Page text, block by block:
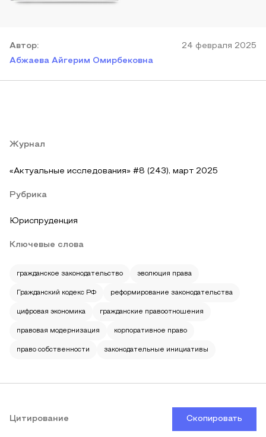
Автор:
Абжаева Айгерим Омирбековна
24 февраля 2025
Журнал
«Актуальные исследования» #8 (243), март 2025
Рубрика
Юриспруденция
Ключевые слова
гражданское законодательство эволюция права
Гражданский кодекс РФ реформирование законодательства
цифровая экономика гражданские правоотношения
правовая модернизация корпоративное право
право собственности законодательные инициативы
Цитирование Скопировать